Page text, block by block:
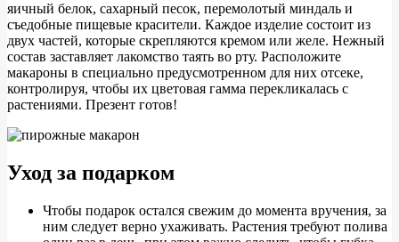
яичный белок, сахарный песок, перемолотый миндаль и
съедобные пищевые красители. Каждое изделие состоит из
двух частей, которые скрепляются кремом или желе. Нежный
состав заставляет лакомство таять во рту. Расположите
макароны в специально предусмотренном для них отсеке,
контролируя, чтобы их цветовая гамма перекликалась с
растениями. Презент готов!
Уход за подарком
Чтобы подарок остался свежим до момента вручения, за
ним следует верно ухаживать. Растения требуют полива